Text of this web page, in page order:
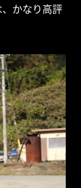
かなり高評